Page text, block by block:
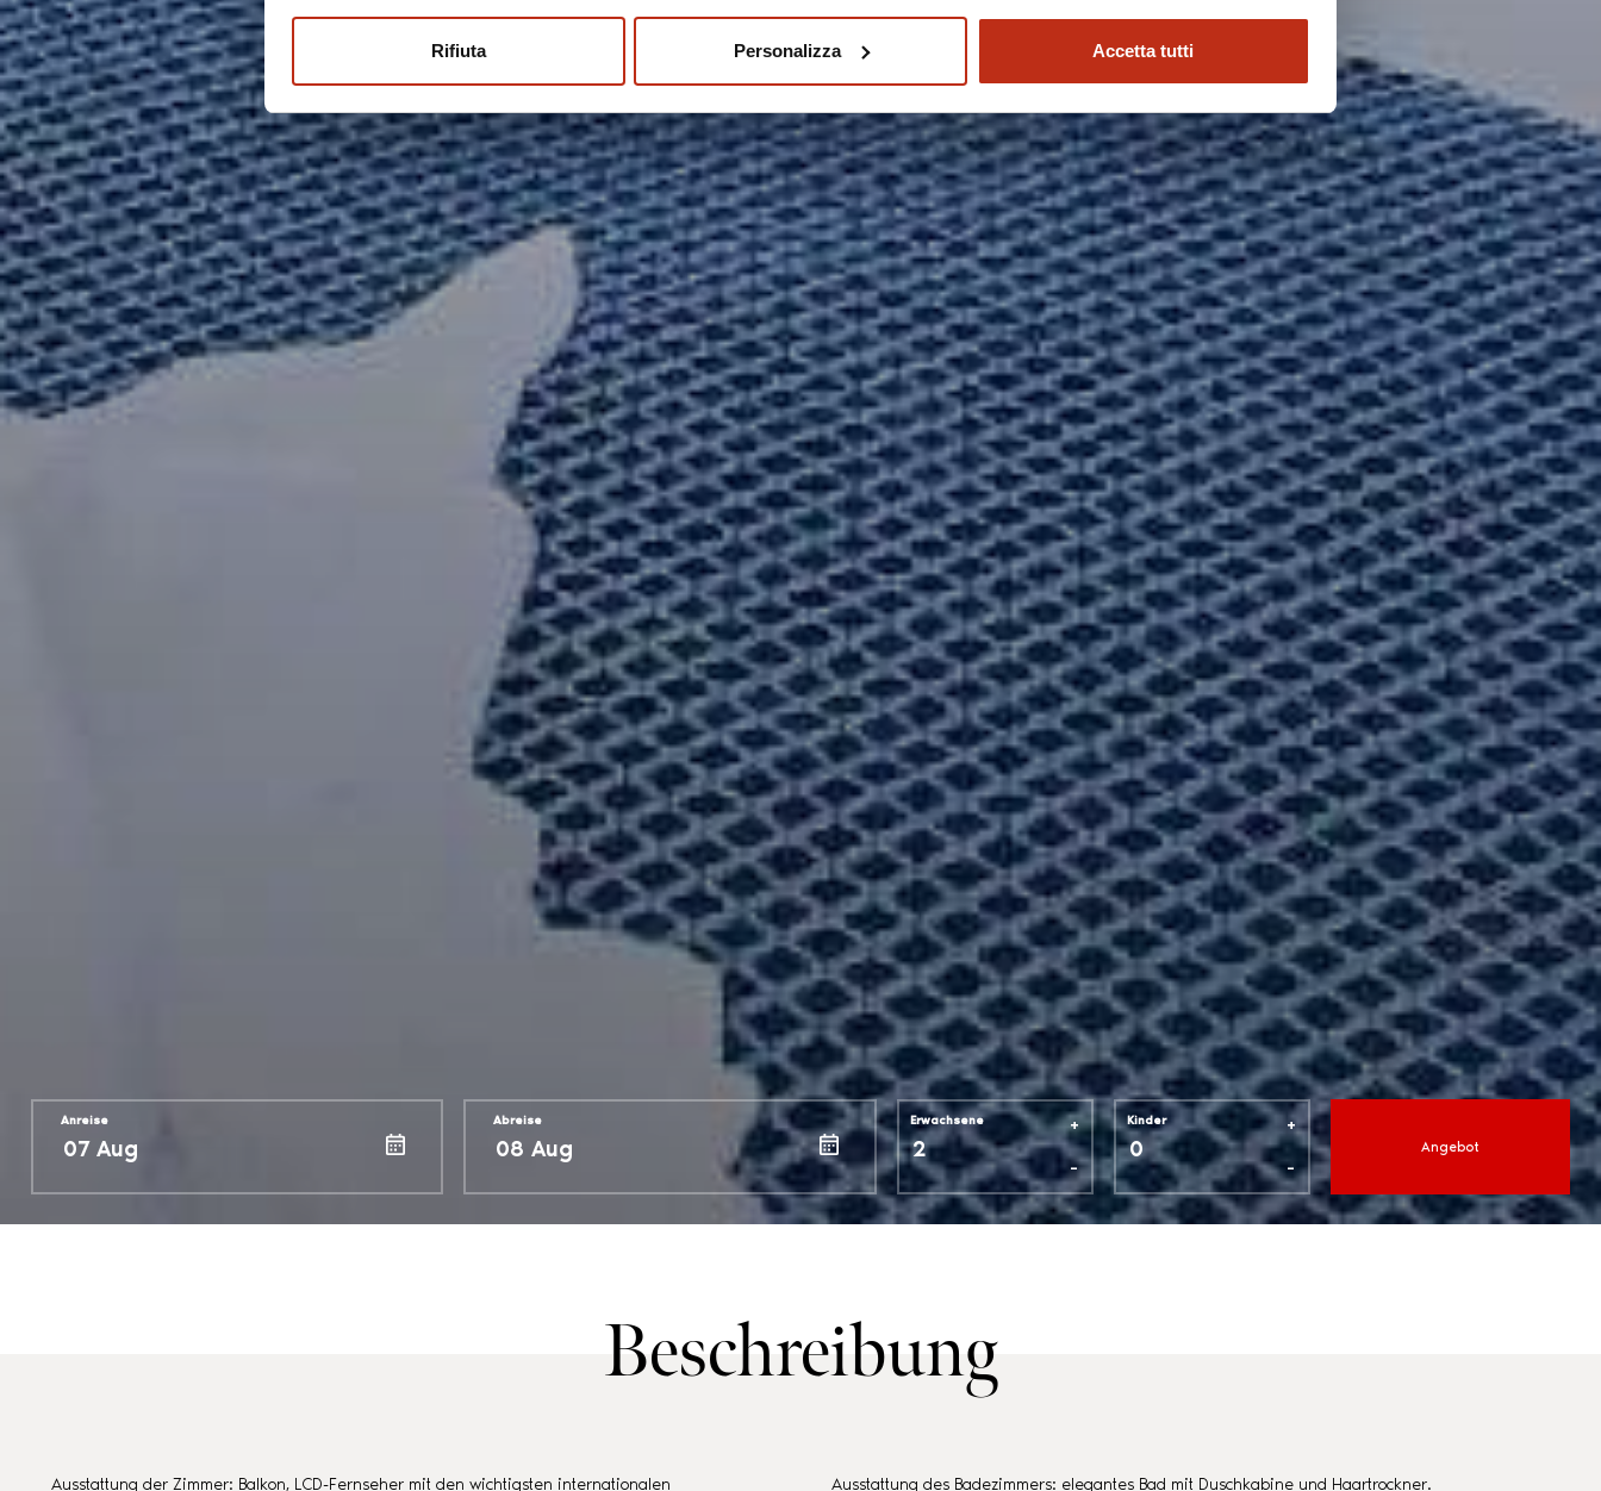
Rifiuta Personalizza Accetta tutti
Anreise Abreise Erwachsene
+
-
Kinder
+
-
Angebot
Beschreibung
Ausstattung der Zimmer: Balkon, LCD-Fernseher mit den wichtigsten internationalen Ausstattung des Badezimmers: elegantes Bad mit Duschkabine und Haartrockner.